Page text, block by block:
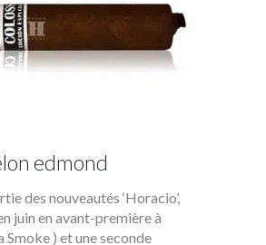
edmond
des nouveautés ‘Horacio’,
juin en avant-première à
Smoke ) et une seconde